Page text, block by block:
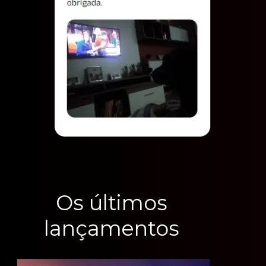
Os últimos
lançamentos